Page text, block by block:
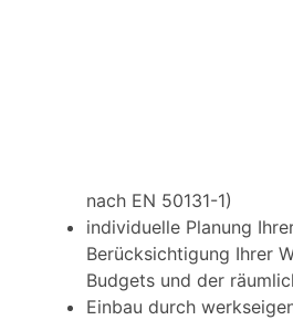
nach EN 50131-1)
individuelle Planung
Berücksichtigung Ihrer
Budgets und der
Einbau durch